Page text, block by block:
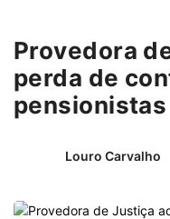
Provedora
perda de
pensionistas
Louro Carvalho